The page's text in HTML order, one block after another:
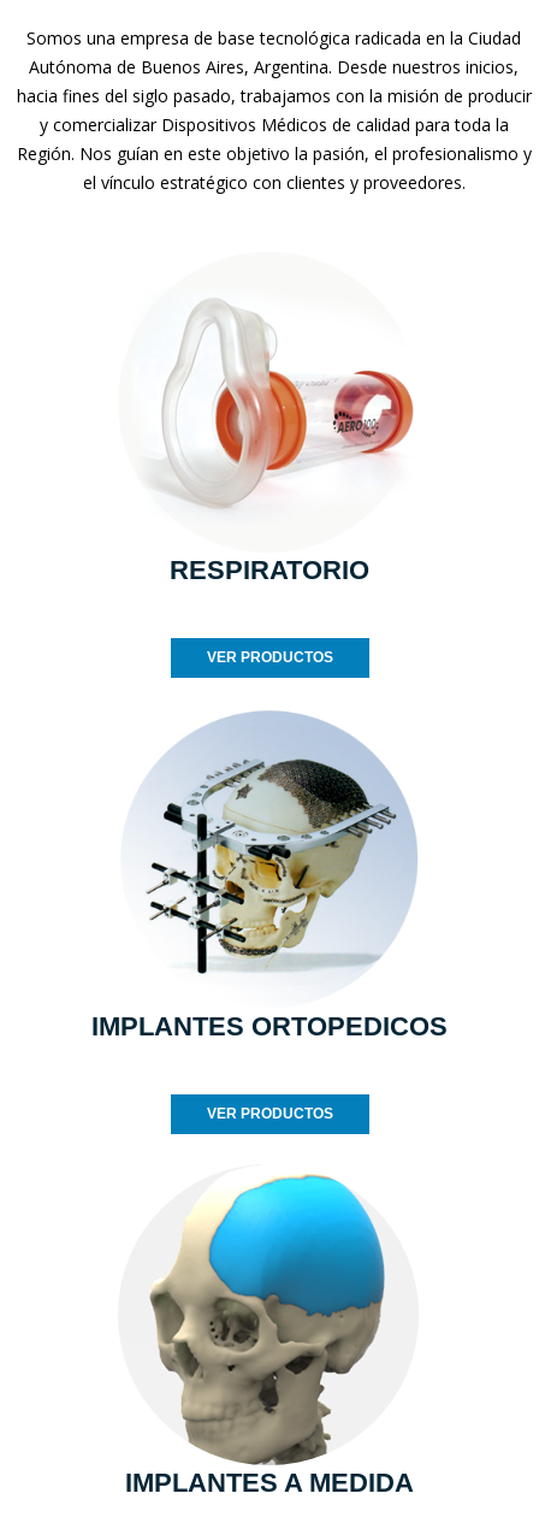
Somos una empresa de base tecnológica radicada en la Ciudad
Autónoma de Buenos Aires, Argentina. Desde nuestros inicios,
hacia fines del siglo pasado, trabajamos con la misión de producir
y comercializar Dispositivos Médicos de calidad para toda la
Región. Nos guían en este objetivo la pasión, el profesionalismo y
el vínculo estratégico con clientes y proveedores.
RESPIRATORIO
VER PRODUCTOS
IMPLANTES ORTOPEDICOS
VER PRODUCTOS
IMPLANTES A MEDIDA